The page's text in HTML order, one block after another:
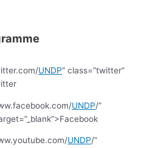
UNDP” class=”twitter”
UNDP/”
UNDP/”